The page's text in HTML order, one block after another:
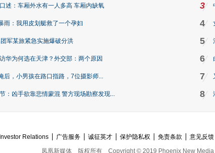
述：车厢外水有一人多高 车厢内缺氧
雨：我用皮划艇救了一个孕妇
军某旅紧急实施爆破分洪
华为何选在天津？外交部：两个原因
后，小男孩在路口指路，7位摄影师...
：凶手欲靠悲情蒙混 警方现场勘察发现...
3
4
5
6
7
8
Relations 广告服务 诚征英才 保护隐私权 免责条款 意见反馈
凤凰新媒体
版权所有 Copyright © 2019 Phoenix New